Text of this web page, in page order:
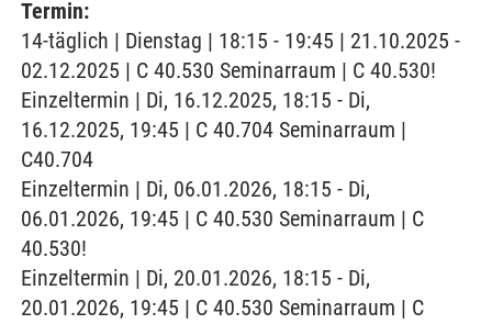
Termin:
14-täglich | Dienstag | 18:15 - 19:45 | 21.10.2025 -
02.12.2025 | C 40.530 Seminarraum | C 40.530!
Einzeltermin | Di, 16.12.2025, 18:15 - Di,
16.12.2025, 19:45 | C 40.704 Seminarraum |
C40.704
Einzeltermin | Di, 06.01.2026, 18:15 - Di,
06.01.2026, 19:45 | C 40.530 Seminarraum | C
40.530!
Einzeltermin | Di, 20.01.2026, 18:15 - Di,
20.01.2026, 19:45 | C 40.530 Seminarraum | C